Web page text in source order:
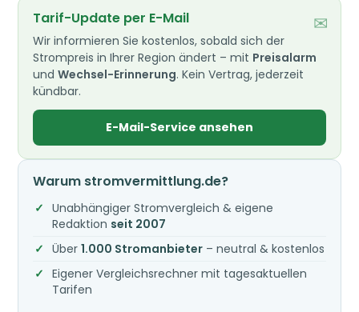
✉
Tarif-Update per E-Mail
Wir informieren Sie kostenlos, sobald sich der
Strompreis in Ihrer Region ändert – mit Preisalarm
undWechsel-Erinnerung. Kein Vertrag, jederzeit
kündbar.
E-Mail-Service ansehen
Warum stromvermittlung.de?
Unabhängiger Stromvergleich & eigene
Redaktion seit 2007
Über1.000 Stromanbieter – neutral & kostenlos
Eigener Vergleichsrechner mit tagesaktuellen
Tarifen